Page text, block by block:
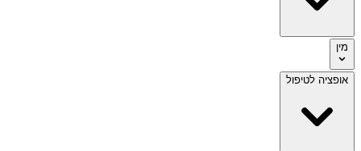
מין
אופציה לטיפול